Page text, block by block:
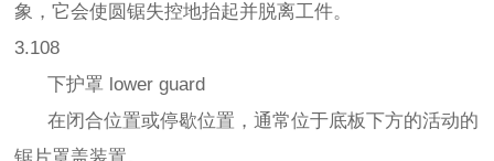
象，它会使圆锯失控地抬起并脱离工件。
3.108
下护罩 lower guard
在闭合位置或停歇位置，通常位于底板下方的活动的